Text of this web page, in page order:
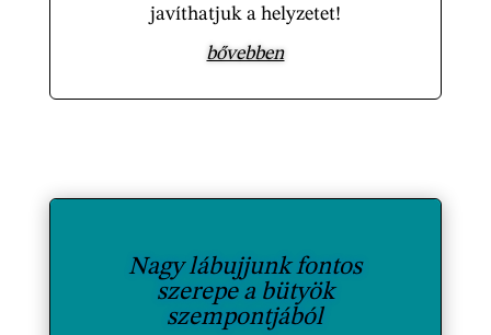
javíthatjuk a helyzetet!
bővebben
Nagy lábujjunk fontos
szerepe a bütyök
szempontjából